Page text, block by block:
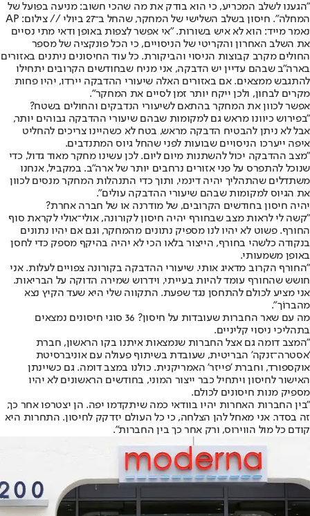
"הגענו לשלב המכריע, כי הוא בודק את מה שהכי חשוב: מניעה בפועל של
המחלה". חיסון בשלב השלישי של המחקר, שהחל ב־27 ביולי // צילום: AP
נאמר מייד: הוא לא איש בשורות. "אי אפשר לִצפות באופן ודאי מתי נסיים
את השלב האחרון והקריטי של הניסויים, כי הכל פונקציה של מספר
החולים מקרב קבוצות הניסוי והביקורת. כל עוד החיסונים ניתנים באזורים
בארה"ב שבהם עדיין יש הדבקה, אני מניח שבחודשים הקרובים יתחילו
להתגבש ממצאים. אם באזורים האלה שיעורי ההדבקה יירדו, יהיו פחות
מקרים לבחון, ולכן ייקח יותר זמן לסיים את המחקר".
אפשר לכוון את המחקר בהתאם לשיעורי הנדבקים והחולים בשטח?
"בפירוש כיוונו מראש גם למקומות שבהם שיעורי ההדבקה גבוהים יותר,
אבל לא ניתן להבטיח הדבקה מראש, בטח לא כשהיינו צריכים להחליט
איפה ייערכו הניסויים שבועות לפני שהחל גיוס המתנדבים.
"מצב ההדבקה יכול להשתנות מיום ליום. לכן עשינו מחקר מאוד גדול, כדי
שנוכל להתפרס על פני אזורים נרחבים יותר של ארה"ב. במקביל, אנחנו
משתדלים שהתהליך יהיה דינמי, ותוך כדי התנהלות המחקר מנסים לכוון
את הגיוס למקומות שבהם שיעורי ההדבקה עולים".
יהיה חיסון בחודשים הקרובים, של מודרנה או של חברה אחרת?
"קשה לי לראות מצב שבחורף יהיה חיסון לקורונה, אולי־אולי לקראת סוף
החורף. פשוט לא יהיו לנו מספיק נתונים מהמחקר, וגם אם יהיו נתונים
בנקודה כלשהי בחורף, הייצור בלאו הכי לא יהיה בהיקף מספק כדי לחסן
באופן משמעותי.
"החורף הקרוב מדאיג אותי. שיעורי ההדבקה בקורונה צפויים לעלות. אני
חושש שהחורף עומד להיות בעייתי, וידרוש שמירה הדוקה על הבריאות.
אני מציע לכולם להתחסן נגד שפעת. התקווה שלי היא שעד הקיץ נצא
מהברוֹך".
מה עם שאר החברות שעובדות על חיסון? 36 סוגי חיסונים נמצאים
בתהליכי ניסוי קליניים.
"המצב דומה גם אצל החברות שנמצאות איתנו בקו הראשון, חברת
'אסטרה־זנקה' הבריטית, שעובדת בשיתוף פעולה עם אוניברסיטת
אוקספורד, וחברת 'פייזר' האמריקנית. כולנו במצב דומה. גם כשיינתן
האישור לחיסון ויתחיל כבר ייצור המוני, בחודשים הראשונים לא יהיו
מספיק מנות חיסונים לכולם.
"בין החברות האחרות יהיו בוודאי כמה שיתקדמו יפה. הן יצטרפו אחר כך,
זה בסדר. אני מאחל להן הצלחה, כי כל העולם יזדקק לחיסון. התחרות היא
קודם כל מול הווירוס, ורק אחר כך בין החברות".